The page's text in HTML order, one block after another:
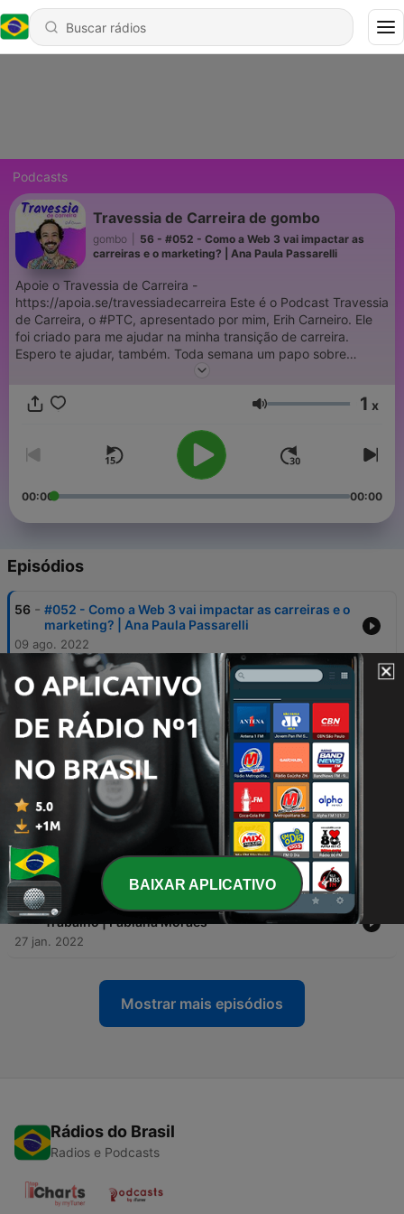
Podcasts
Travessia de Carreira de gombo
gombo
56 - #052 - Como a Web 3 vai impactar as
carreiras e o marketing? | Ana Paula Passarelli
Apoie o Travessia de Carreira -
https://apoia.se/travessiadecarreira Este é o Podcast Travessia
de Carreira, o #PTC, apresentado por mim, Erih Carneiro. Ele
foi criado para me ajudar na minha transição de carreira.
Espero te ajudar, também. Toda semana um papo sobre
travessia de carreira com gente real, que passou por esta
Instagram você me acha como @eridabaea, no LinkedIn Eri
Volume 1 x
00:00 00:00
Episódios
56 - #052 - Como a Web 3 vai impactar as carreiras e o
marketing? | Ana Paula Passarelli
09 ago. 2022
55
#051 – Como perder o medo de fazer a travessia
de carreira? | Feat. Dirlene Silva
09 mar. 2022
#050 - Por que tanta gente medíocre faz sucesso?
| Nathália Braga
53 - #049 - Como uma boa comunicação escrita pode
ajudar na carreira | Feat. Dalva Corrêa da Batida
Perfeita
10 fev. 2022
52 - #048 - Estereótipos Nordestinos no Mercado de
Trabalho | Fabiana Moraes
27 jan. 2022
Mostrar mais episódios
Rádios do Brasil
Radios e Podcasts
BAIXAR APLICATIVO